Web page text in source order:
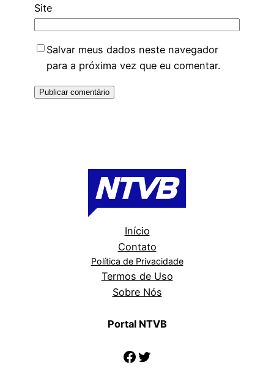
Site
Salvar meus dados neste navegador
para a próxima vez que eu comentar.
Início
Contato
Política de Privacidade
Termos de Uso
Sobre Nós
Portal NTVB
Facebook
Twitter